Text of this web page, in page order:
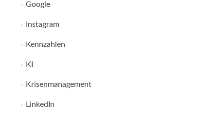
Google
Instagram
Kennzahlen
KI
Krisenmanagement
LinkedIn